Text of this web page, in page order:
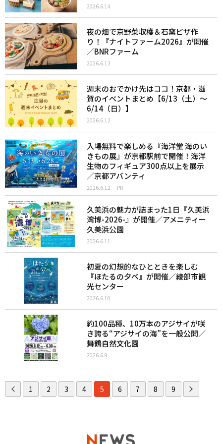
2026.6.14
夜の畑で京野菜収穫＆石窯ピザ作
り！『ナイトファーム2026』が開催
／BNRファーム
2026.6.13
週末のおでかけ先はココ！京都・滋
賀のイベントまとめ【6/13（土）〜
6/14（日）】
2026.6.12
入場無料で楽しめる『海洋堂 海のい
きもの展』が京都駅前で開催！海洋
生物のフィギュア300点以上を展示
／京都アバンティ
2026.6.12 PR
久美浜の魅力が詰まった1日『久美浜
湾博-2026-』が開催／アメニティー
久美浜公園
2026.6.11
初夏の幻想的なひとときを楽しむ
『ほたるの夕べ』が開催／綾部市観
光センター
2026.6.10
約100品種、10万本のアジサイが咲
き誇る“アジサイの海”を一般公開／
舞鶴自然文化園
2026.6.9
1 2 3 4 5 6 7 8 9